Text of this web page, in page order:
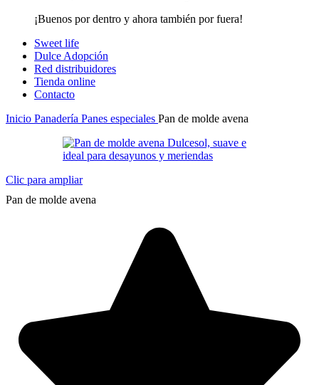
¡Buenos por dentro y ahora también por fuera!
Sweet life
Dulce Adopción
Red distribuidores
Tienda online
Contacto
Inicio Panadería Panes especiales Pan de molde avena
Clic para ampliar
Pan de molde avena